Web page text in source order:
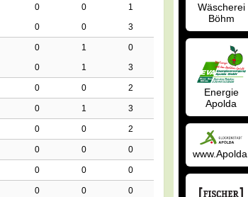
0 0
1
0 0 3
0 1
0
0 1 3
0 0 2
0 1 3
0 0 2
0 0 0
0 0 0
0 0 0
Wäscherei
Böhm
Energie
Apolda